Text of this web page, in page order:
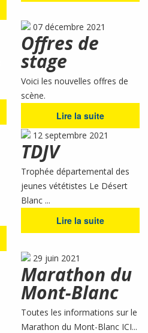
07 décembre 2021
Offres de
stage
Voici les nouvelles offres de
scène.
Lire la suite
12 septembre 2021
TDJV
Trophée départemental des
jeunes vététistes Le Désert
Blanc ...
Lire la suite
29 juin 2021
Marathon du
Mont-Blanc
Toutes les informations sur le
Marathon du Mont-Blanc ICI...